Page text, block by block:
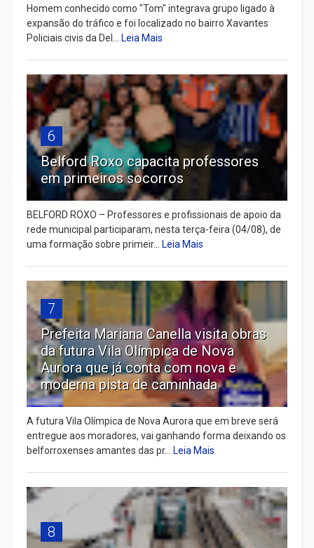
Homem conhecido como "Tom" integrava grupo ligado à
expansão do tráfico e foi localizado no bairro Xavantes
Policiais civis da Del...
Leia Mais
6
Belford Roxo capacita professores
em primeiros socorros
BELFORD ROXO – Professores e profissionais de apoio da
rede municipal participaram, nesta terça-feira (04/08), de
uma formação sobre primeir...
Leia Mais
7
Prefeita Mariana Canella visita obras
da futura Vila Olímpica de Nova
Aurora que já conta com nova e
moderna pista de caminhada
A futura Vila Olímpica de Nova Aurora que em breve será
entregue aos moradores, vai ganhando forma deixando os
belforroxenses amantes das pr...
Leia Mais
8